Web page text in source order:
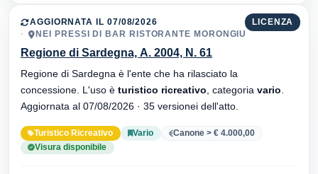
LICENZA
AGGIORNATA IL 07/08/2026
NEI PRESSI DI BAR RISTORANTE MORONGIU
Regione di Sardegna, A. 2004, N. 61
Regione di Sardegna è l'ente che ha rilasciato la
concessione. L'uso è turistico ricreativo , categoria vario
Aggiornata al 07/08/2026 · 35 versionei dell'atto.
Turistico Ricreativo Vario
Canone > € 4.000,00
Visura disponibile